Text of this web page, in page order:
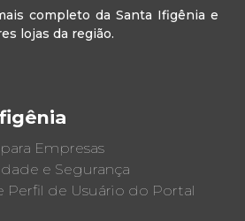
completo da Santa Ifigênia e
lojas da região.
Empresas
e Segurança
Perfil de Usuário do Portal